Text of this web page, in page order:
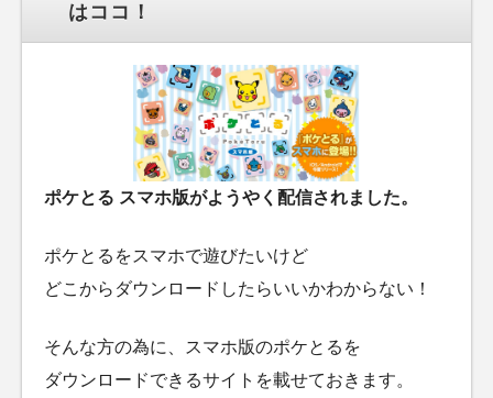
はココ！
ポケとる スマホ版がようやく配信されました。
ポケとるをスマホで遊びたいけど
どこからダウンロードしたらいいかわからない！
そんな方の為に、スマホ版のポケとるを
ダウンロードできるサイトを載せておきます。